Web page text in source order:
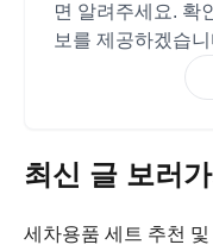
면 알려주세요. 확
보를 제공하겠습
최신 글 보러가
세차용품 세트 추천